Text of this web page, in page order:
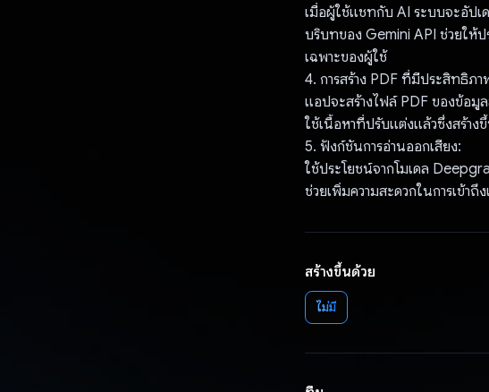
เมื่อผู้ใช้แชทกับ AI ระบบจะอัปเ
บริบทของ Gemini API ช่วยให้ป
เฉพาะของผู้ใช้
4. การสร้าง PDF ที่มีประสิทธิภ
แอปจะสร้างไฟล์ PDF ของข้อมู
ใช้เนื้อหาที่ปรับแต่งแล้วซึ่งสร้าง
5. ฟังก์ชันการอ่านออกเสียง:
ใช้ประโยชน์จากโมเดล
ช่วยเพิ่มความสะดวกในการเข้าถึ
สร้างขึ้นด้วย
ไม่มี